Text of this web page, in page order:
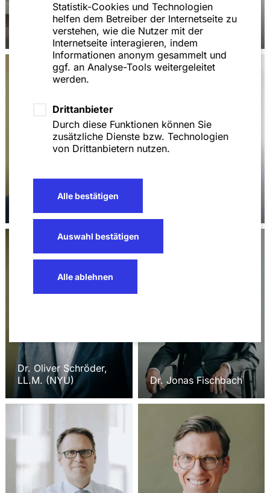
Statistik-Cookies und Technologien
helfen dem Betreiber der Internetseite zu
verstehen, wie die Nutzer mit der
Internetseite interagieren, indem
Informationen anonym gesammelt und
ggf. an Analyse-Tools weitergeleitet
werden.
Drittanbieter
Durch diese Funktionen können Sie
zusätzliche Dienste bzw. Technologien
von Drittanbietern nutzen.
Alle bestätigen
Auswahl bestätigen
Alle ablehnen
Dr. Christoph Nolden Thomas Oberle
Dr. Oliver Schröder,
LL.M. (NYU)
Dr. Jonas Fischbach